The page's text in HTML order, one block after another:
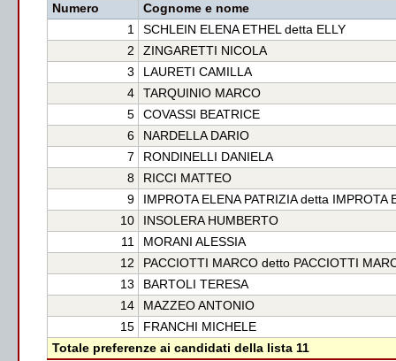
Numero
Cognome e nome
1
SCHLEIN ELENA ETHEL detta ELLY
2
ZINGARETTI NICOLA
3
LAURETI CAMILLA
4
TARQUINIO MARCO
5
COVASSI BEATRICE
6
NARDELLA DARIO
7
RONDINELLI DANIELA
8
RICCI MATTEO
9
IMPROTA ELENA PATRIZIA detta IMPROTA
10
INSOLERA HUMBERTO
11
MORANI ALESSIA
12
PACCIOTTI MARCO detto PACCIOTTI
13
BARTOLI TERESA
14
MAZZEO ANTONIO
15
FRANCHI MICHELE
Totale preferenze ai candidati della lista 11